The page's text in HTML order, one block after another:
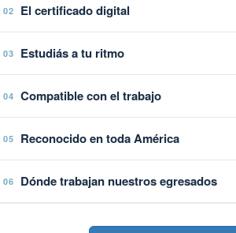
02 El certificado digital
03 Estudiás a tu ritmo
04 Compatible con el trabajo
05 Reconocido en toda América
06 Dónde trabajan nuestros egresados